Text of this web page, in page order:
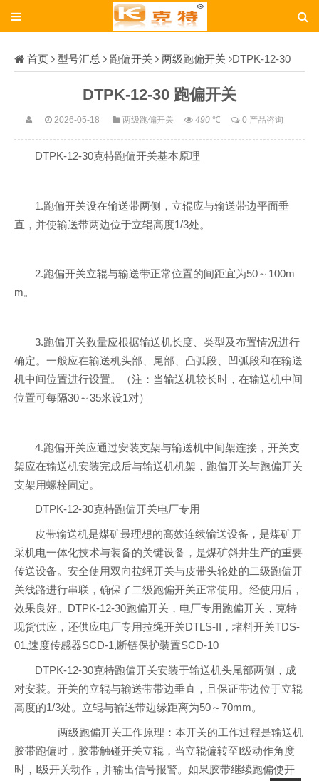
首页 型号汇总 跑偏开关 两级跑偏开关 DTPK-12-30
DTPK-12-30 跑偏开关
2026-05-18 两级跑偏开关 490℃ 0 产品咨询
DTPK-12-30克特跑偏开关基本原理
1.跑偏开关设在输送带两侧，立辊应与输送带边平面垂
直，并使输送带两边位于立辊高度1/3处。
2.跑偏开关立辊与输送带正常位置的间距宜为50～100m
m。
3.跑偏开关数量应根据输送机长度、类型及布置情况进行
确定。一般应在输送机头部、尾部、凸弧段、凹弧段和在输送
机中间位置进行设置。（注：当输送机较长时，在输送机中间
位置可每隔30～35米设1对）
4.跑偏开关应通过安装支架与输送机中间架连接，开关支
架应在输送机安装完成后与输送机机架，跑偏开关与跑偏开关
支架用螺栓固定。
DTPK-12-30克特跑偏开关电厂专用
皮带输送机是煤矿最理想的高效连续输送设备，是煤矿开
采机电一体化技术与装备的关键设备，是煤矿斜井生产的重要
传送设备。安全使用双向拉绳开关与皮带头轮处的二级跑偏开
关线路进行串联，确保了二级跑偏开关正常使用。经使用后，
效果良好。DTPK-12-30跑偏开关，电厂专用跑偏开关，克特
现货供应，还供应电厂专用拉绳开关DTLS-II，堵料开关TDS-
01,速度传感器SCD-1,断链保护装置SCD-10
DTPK-12-30克特跑偏开关安装于输送机头尾部两侧，成
对安装。开关的立辊与输送带带边垂直，且保证带边位于立辊
高度的1/3处。立辊与输送带边缘距离为50～70mm。
两级跑偏开关工作原理：本开关的工作过程是输送机
胶带跑偏时，胶带触碰开关立辊，当立辊偏转至Ⅰ级动作角度
时，Ⅰ级开关动作，并输出信号报警。如果胶带继续跑偏使开